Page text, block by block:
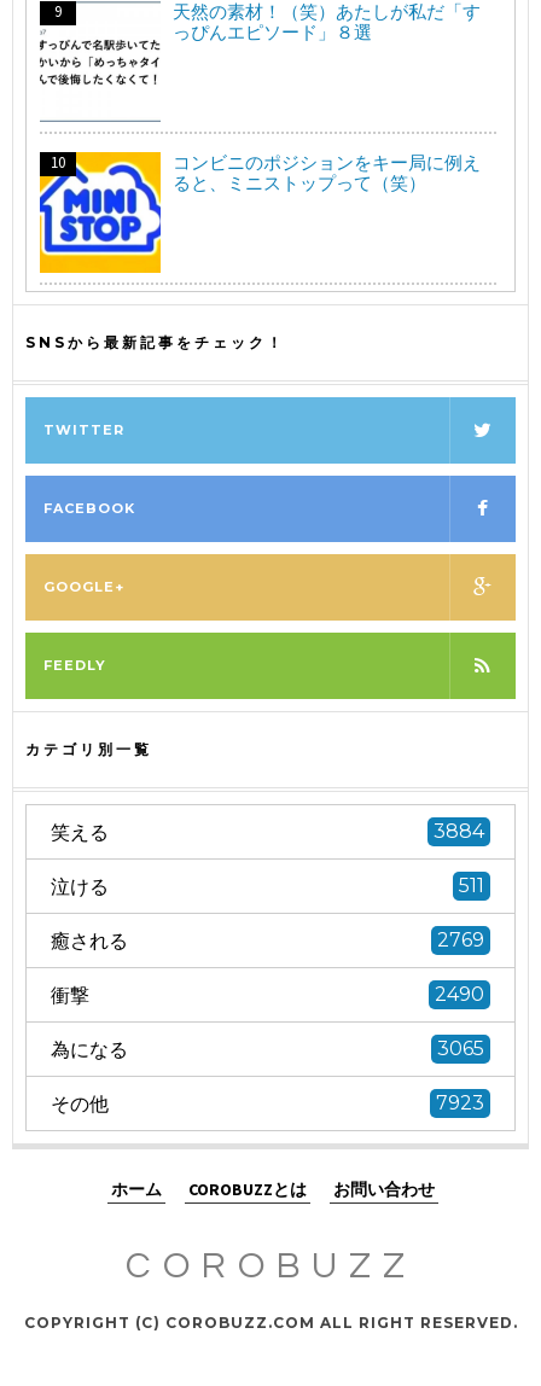
天然の素材！（笑）あたしが私だ「す
っぴんエピソード」８選
コンビニのポジションをキー局に例え
ると、ミニストップって（笑）
SNSから最新記事をチェック！
TWITTER
FACEBOOK
GOOGLE+
FEEDLY
カテゴリ別一覧
笑える 3884
泣ける 511
癒される 2769
衝撃 2490
為になる 3065
その他 7923
ホーム COROBUZZとは お問い合わせ
COROBUZZ
COPYRIGHT (C) COROBUZZ.COM ALL RIGHT RESERVED.